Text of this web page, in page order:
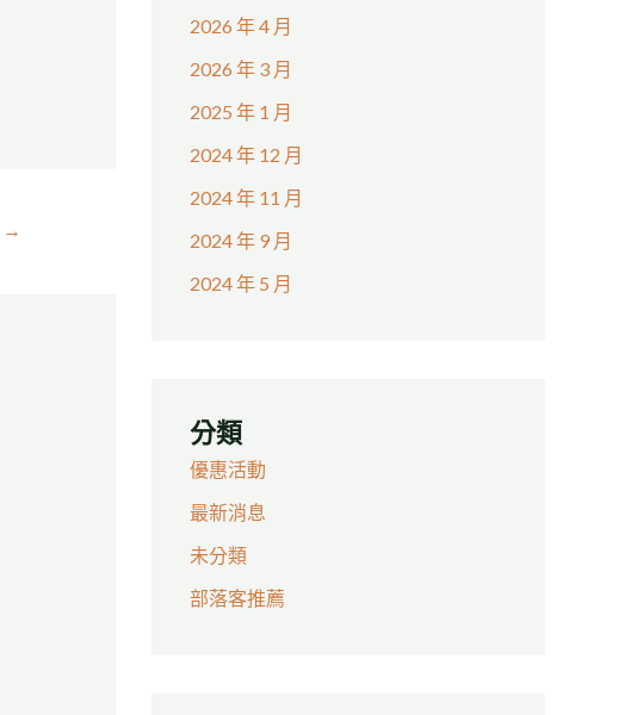
→
2026 年 4 月
2026 年 3 月
2025 年 1 月
2024 年 12 月
2024 年 11 月
2024 年 9 月
2024 年 5 月
分類
優惠活動
最新消息
未分類
部落客推薦